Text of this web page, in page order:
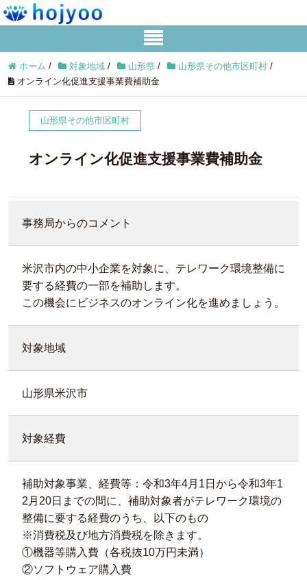
ホーム / 対象地域 / 山形県 / 山形県その他市区町村 /
オンライン化促進支援事業費補助金
山形県その他市区町村
オンライン化促進支援事業費補助金
事務局からのコメント
米沢市内の中小企業を対象に、テレワーク環境整備に
要する経費の一部を補助します。
この機会にビジネスのオンライン化を進めましょう。
対象地域
山形県米沢市
対象経費
補助対象事業、経費等：令和3年4月1日から令和3年1
2月20日までの間に、補助対象者がテレワーク環境の
整備に要する経費のうち、以下のもの
※消費税及び地方消費税を除きます。
①機器等購入費（各税抜10万円未満）
②ソフトウェア購入費